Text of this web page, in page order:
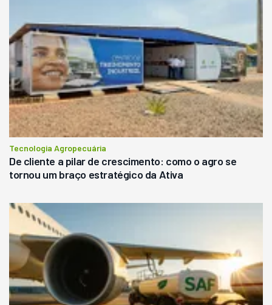
Tecnologia Agropecuária
De cliente a pilar de crescimento: como o agro se
tornou um braço estratégico da Ativa